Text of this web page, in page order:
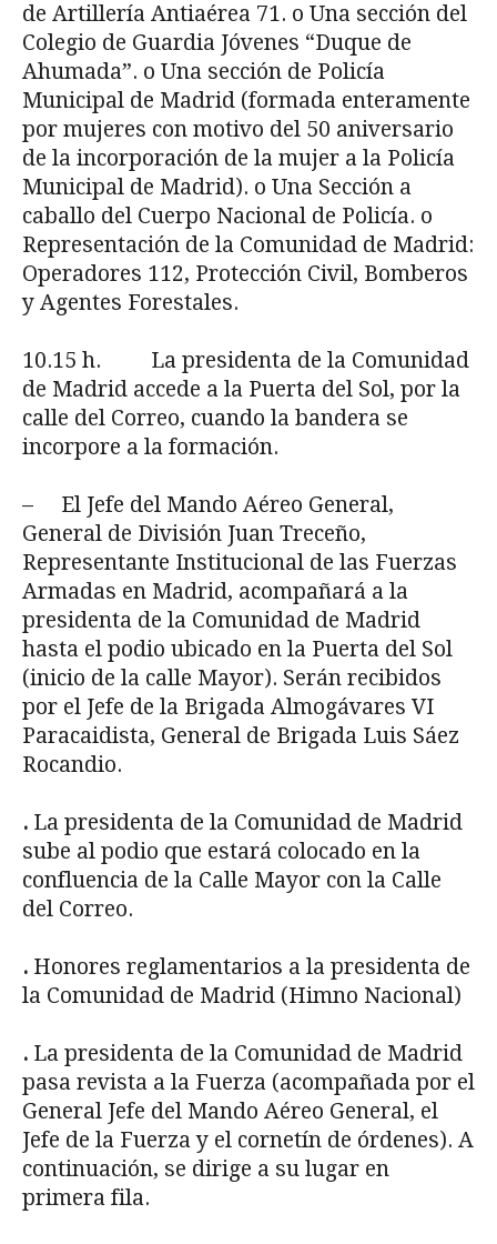
de Artillería Antiaérea 71. o Una sección del
Colegio de Guardia Jóvenes “Duque de
Ahumada”. o Una sección de Policía
Municipal de Madrid (formada enteramente
por mujeres con motivo del 50 aniversario
de la incorporación de la mujer a la Policía
Municipal de Madrid). o Una Sección a
caballo del Cuerpo Nacional de Policía. o
Representación de la Comunidad de Madrid:
Operadores 112, Protección Civil, Bomberos
y Agentes Forestales.
10.15 h. La presidenta de la Comunidad
de Madrid accede a la Puerta del Sol, por la
calle del Correo, cuando la bandera se
incorpore a la formación.
– El Jefe del Mando Aéreo General,
General de División Juan Treceño,
Representante Institucional de las Fuerzas
Armadas en Madrid, acompañará a la
presidenta de la Comunidad de Madrid
hasta el podio ubicado en la Puerta del Sol
(inicio de la calle Mayor). Serán recibidos
por el Jefe de la Brigada Almogávares VI
Paracaidista, General de Brigada Luis Sáez
Rocandio.
. La presidenta de la Comunidad de Madrid
sube al podio que estará colocado en la
confluencia de la Calle Mayor con la Calle
del Correo.
. Honores reglamentarios a la presidenta de
la Comunidad de Madrid (Himno Nacional)
. La presidenta de la Comunidad de Madrid
pasa revista a la Fuerza (acompañada por el
General Jefe del Mando Aéreo General, el
Jefe de la Fuerza y el cornetín de órdenes). A
continuación, se dirige a su lugar en
primera fila.